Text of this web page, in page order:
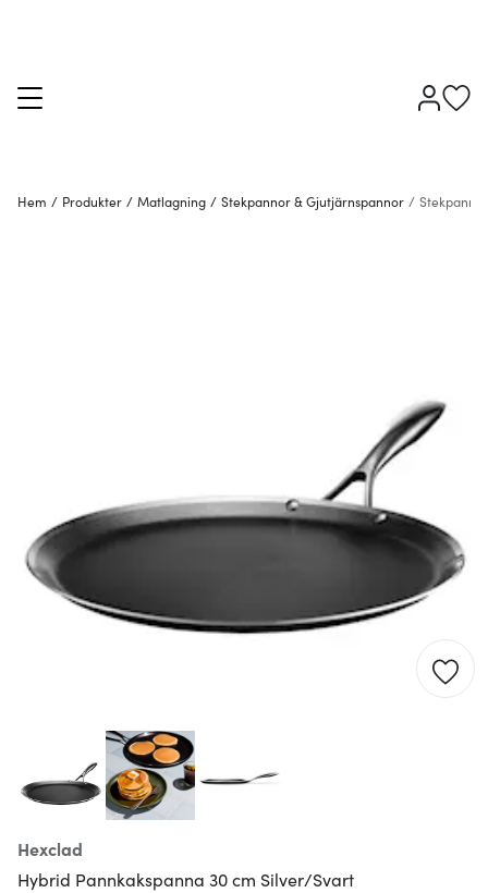
Hem / Produkter / Matlagning / Stekpannor & Gjutjärnspannor / Stekpannor
Hexclad
Hybrid Pannkakspanna 30 cm Silver/Svart